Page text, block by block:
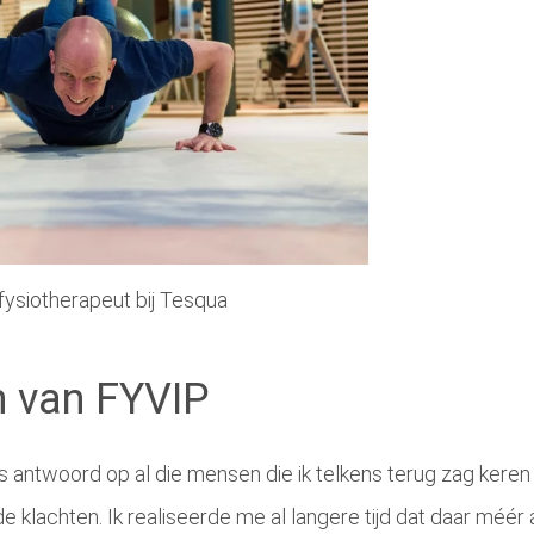
bij Tesqua
FYVIP
antwoord op al die mensen die ik telkens terug zag
klachten. Ik realiseerde me al langere tijd dat daar